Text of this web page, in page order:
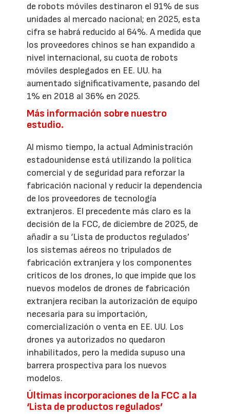
de robots móviles destinaron el 91% de sus
unidades al mercado nacional; en 2025, esta
cifra se habrá reducido al 64%. A medida que
los proveedores chinos se han expandido a
nivel internacional, su cuota de robots
móviles desplegados en EE. UU. ha
aumentado significativamente, pasando del
1% en 2018 al 36% en 2025.
Más información sobre nuestro
estudio.
Al mismo tiempo, la actual Administración
estadounidense está utilizando la política
comercial y de seguridad para reforzar la
fabricación nacional y reducir la dependencia
de los proveedores de tecnología
extranjeros. El precedente más claro es la
decisión de la FCC, de diciembre de 2025, de
añadir a su ‘Lista de productos regulados’
los sistemas aéreos no tripulados de
fabricación extranjera y los componentes
críticos de los drones, lo que impide que los
nuevos modelos de drones de fabricación
extranjera reciban la autorización de equipo
necesaria para su importación,
comercialización o venta en EE. UU. Los
drones ya autorizados no quedaron
inhabilitados, pero la medida supuso una
barrera prospectiva para los nuevos
modelos.
Últimas incorporaciones de la FCC a la
‘Lista de productos regulados’